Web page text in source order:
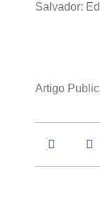
Salvador:
Artigo